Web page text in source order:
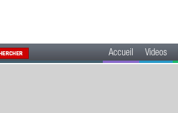
Accueil Videos